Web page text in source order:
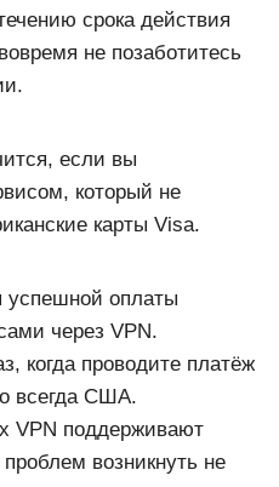
срока действия
не позаботитесь
если вы
который не
карты Visa.
оплаты
через VPN.
когда проводите платёж
всегда США.
VPN поддерживают
возникнуть не